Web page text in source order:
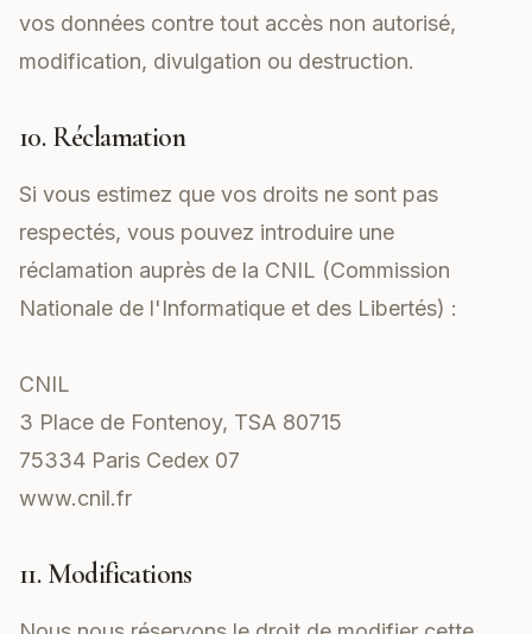
vos données contre tout accès non autorisé,
modification, divulgation ou destruction.
10. Réclamation
Si vous estimez que vos droits ne sont pas
respectés, vous pouvez introduire une
réclamation auprès de la CNIL (Commission
Nationale de l'Informatique et des Libertés) :
CNIL
3 Place de Fontenoy, TSA 80715
75334 Paris Cedex 07
www.cnil.fr
11. Modifications